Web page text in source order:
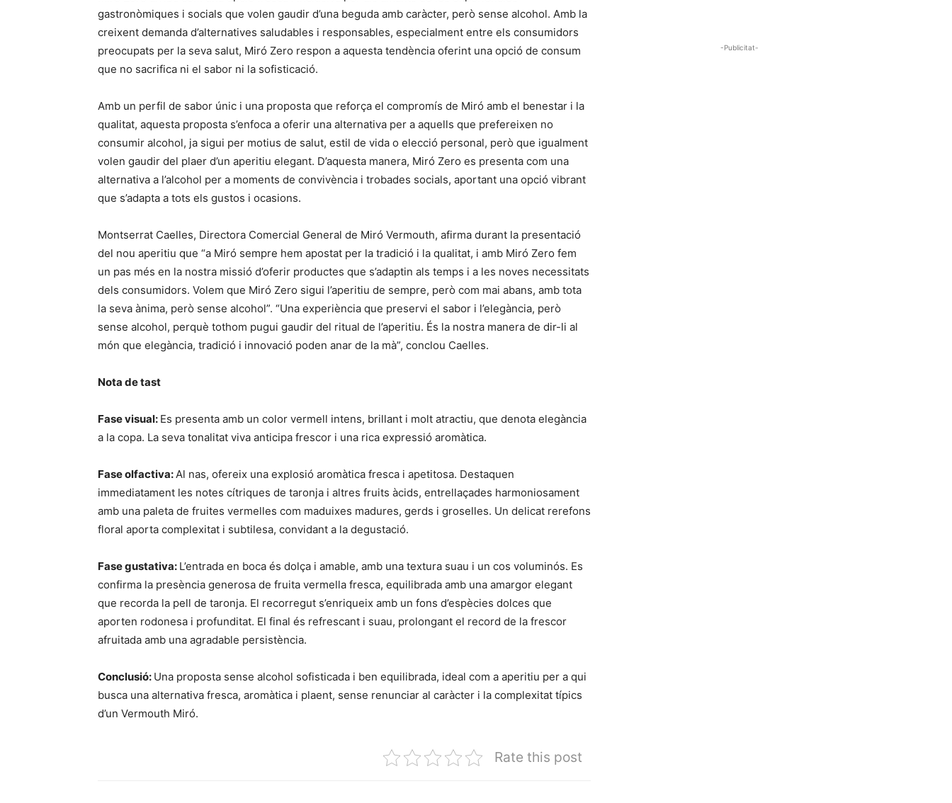
gastronòmiques i socials que volen gaudir d’una beguda amb caràcter, però sense alcohol. Amb la
creixent demanda d’alternatives saludables i responsables, especialment entre els consumidors
preocupats per la seva salut, Miró Zero respon a aquesta tendència oferint una opció de consum
que no sacrifica ni el sabor ni la sofisticació.
Amb un perfil de sabor únic i una proposta que reforça el compromís de Miró amb el benestar i la
qualitat, aquesta proposta s’enfoca a oferir una alternativa per a aquells que prefereixen no
consumir alcohol, ja sigui per motius de salut, estil de vida o elecció personal, però que igualment
volen gaudir del plaer d’un aperitiu elegant. D’aquesta manera, Miró Zero es presenta com una
alternativa a l’alcohol per a moments de convivència i trobades socials, aportant una opció vibrant
que s’adapta a tots els gustos i ocasions.
Montserrat Caelles, Directora Comercial General de Miró Vermouth, afirma durant la presentació
del nou aperitiu que “a Miró sempre hem apostat per la tradició i la qualitat, i amb Miró Zero fem
un pas més en la nostra missió d’oferir productes que s’adaptin als temps i a les noves necessitats
dels consumidors. Volem que Miró Zero sigui l’aperitiu de sempre, però com mai abans, amb tota
la seva ànima, però sense alcohol”. “Una experiència que preservi el sabor i l’elegància, però
sense alcohol, perquè tothom pugui gaudir del ritual de l’aperitiu. És la nostra manera de dir-li al
món que elegància, tradició i innovació poden anar de la mà”, conclou Caelles.
Nota de tast
Fase visual: Es presenta amb un color vermell intens, brillant i molt atractiu, que denota elegància
a la copa. La seva tonalitat viva anticipa frescor i una rica expressió aromàtica.
Fase olfactiva:Al nas, ofereix una explosió aromàtica fresca i apetitosa. Destaquen
immediatament les notes cítriques de taronja i altres fruits àcids, entrellaçades harmoniosament
amb una paleta de fruites vermelles com maduixes madures, gerds i groselles. Un delicat rerefons
floral aporta complexitat i subtilesa, convidant a la degustació.
Fase gustativa: L’entrada en boca és dolça i amable, amb una textura suau i un cos voluminós. Es
confirma la presència generosa de fruita vermella fresca, equilibrada amb una amargor elegant
que recorda la pell de taronja. El recorregut s’enriqueix amb un fons d’espècies dolces que
aporten rodonesa i profunditat. El final és refrescant i suau, prolongant el record de la frescor
afruitada amb una agradable persistència.
Conclusió: Una proposta sense alcohol sofisticada i ben equilibrada, ideal com a aperitiu per a qui
busca una alternativa fresca, aromàtica i plaent, sense renunciar al caràcter i la complexitat típics
d’un Vermouth Miró.
Rate this post
-Publicitat-